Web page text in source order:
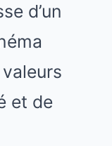
d’un
et de